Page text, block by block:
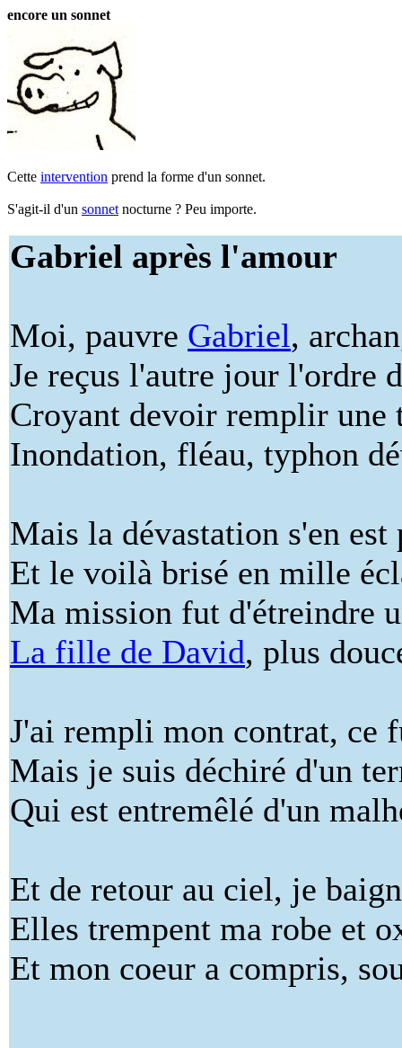
encore un sonnet
Cette intervention prend la forme d'un sonnet.
S'agit-il d'un sonnet nocturne ? Peu importe.
Gabriel après l'amour
Moi, pauvre Gabriel,
Je reçus l'autre jour l'ordre
Croyant devoir remplir une
Inondation, fléau, typhon
Mais la dévastation s'en est
Et le voilà brisé en mille
Ma mission fut d'étreindre
La fille de David, plus
J'ai rempli mon contrat, ce
Mais je suis déchiré d'un
Qui est entremêlé d'un
Et de retour au ciel, je
Elles trempent ma robe et
Et mon coeur a compris,